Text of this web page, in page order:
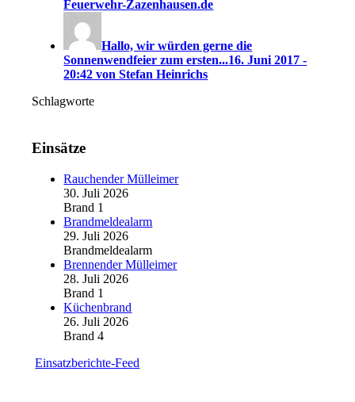
Feuerwehr-Zazenhausen.de
Hallo, wir würden gerne die
Sonnenwendfeier zum ersten...16. Juni 2017 -
20:42 von Stefan Heinrichs
Schlagworte
Einsätze
Rauchender Mülleimer
30. Juli 2026
Brand 1
Brandmeldealarm
29. Juli 2026
Brandmeldealarm
Brennender Mülleimer
28. Juli 2026
Brand 1
Küchenbrand
26. Juli 2026
Brand 4
Einsatzberichte-Feed